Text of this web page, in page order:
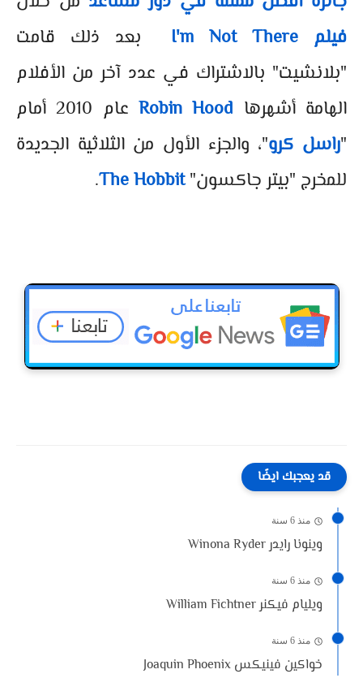
فيلم I'm Not There
بعد ذلك قامت
"بلانشيت" بالاشتراك في عدد آخر من الأفلام
الهامة أشهرها Robin Hood
عام 2010 أمام
"راسل كرو"، والجزء الأول من الثلاثية الجديدة
للمخرج "بيتر جاكسون"The Hobbit
.
قد يعجبك ايضًا
منذ 6 سنة
وينونا رايدر Winona Ryder
منذ 6 سنة
ويليام فيكنر William Fichtner
منذ 6 سنة
خواكين فينيكس Joaquin Phoenix